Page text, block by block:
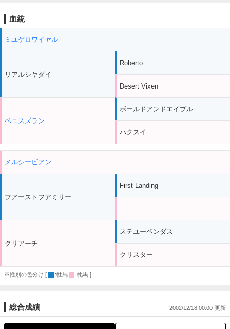
血統
ミユゲロワイヤル
リアルシヤダイ
ベニスズラン
Roberto
Desert Vixen
ボールドアンドエイブル
ハクスイ
メルシービアン
フアーストフアミリー
クリアーチ
First Landing
ステユーペンダス
クリスター
※性別の色分け [ :牡馬 :牝馬 ]
総合成績 2002/12/18 00:00